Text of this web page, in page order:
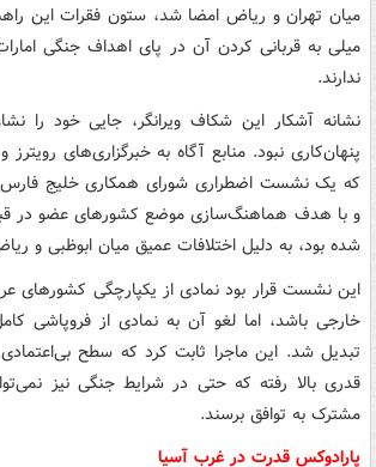
میان تهران و ریاض امضا شد، ستون فقرات این
میلی به قربانی کردن آن در پای اهداف جنگی
ندارند.
نشانه آشکار این شکاف ویرانگر، جایی خود را
پنهان‌کاری نبود. منابع آگاه به خبرگزاری‌های رویترز
که یک نشست اضطراری شورای همکاری خلیج فارس
و با هدف هماهنگ‌سازی موضع کشورهای عضو در
شده بود، به دلیل اختلافات عمیق میان ابوظبی و
این نشست قرار بود نمادی از یکپارچگی کشورهای
خارجی باشد، اما لغو آن به نمادی از فروپاشی
تبدیل شد. این ماجرا ثابت کرد که سطح
قدری بالا رفته که حتی در شرایط جنگی نیز
مشترک به توافق برسند.
پارادوکس قدرت در غرب آسیا